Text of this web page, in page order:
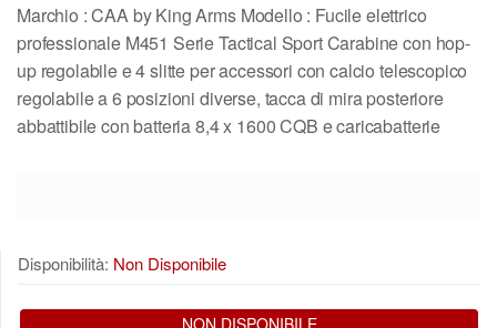
Marchio : CAA by King Arms Modello : Fucile elettrico
professionale M451 Serie Tactical Sport Carabine con hop-
up regolabile e 4 slitte per accessori con calcio telescopico
regolabile a 6 posizioni diverse, tacca di mira posteriore
abbattibile con batteria 8,4 x 1600 CQB e caricabatterie
Disponibilità: Non Disponibile
NON DISPONIBILE